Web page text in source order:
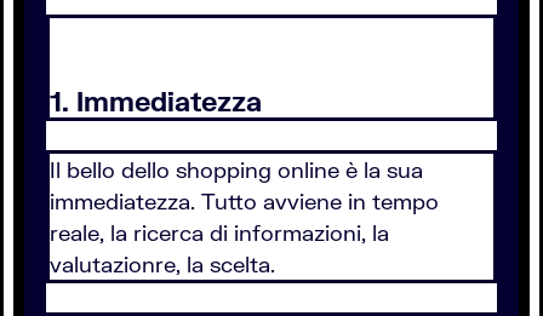
1. Immediatezza
Il bello dello shopping online è la sua
immediatezza. Tutto avviene in tempo
reale, la ricerca di informazioni, la
valutazionre, la scelta.